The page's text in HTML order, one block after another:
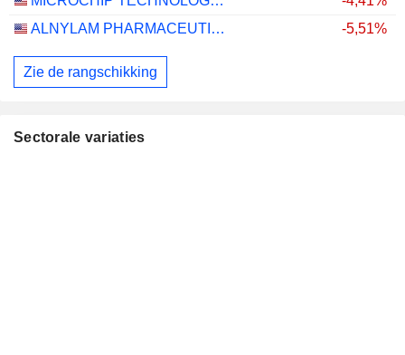
ALNYLAM PHARMACEUTICALS, INC.
-5,51%
Zie de rangschikking
Sectorale variaties